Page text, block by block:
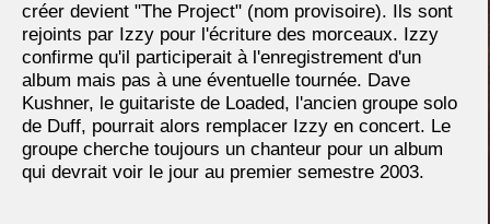
créer devient "The Project" (nom provisoire). Ils sont
rejoints par Izzy pour l'écriture des morceaux. Izzy
confirme qu'il participerait à l'enregistrement d'un
album mais pas à une éventuelle tournée. Dave
Kushner, le guitariste de Loaded, l'ancien groupe solo
de Duff, pourrait alors remplacer Izzy en concert. Le
groupe cherche toujours un chanteur pour un album
qui devrait voir le jour au premier semestre 2003.